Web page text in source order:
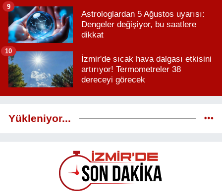
Astrologlardan 5 Ağustos uyarısı:
Dengeler değişiyor, bu saatlere
dikkat
9
İzmir'de sıcak hava dalgası etkisini
artırıyor! Termometreler 38
dereceyi görecek
10
Yükleniyor...